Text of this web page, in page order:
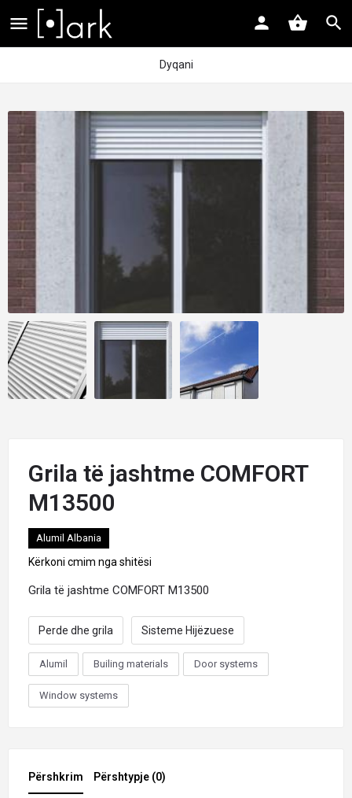
Dyqani
Grila të jashtme COMFORT
M13500
Alumil Albania
Kërkoni cmim nga shitësi
Grila të jashtme COMFORT M13500
Perde dhe grila Sisteme Hijëzuese
Alumil Builing materials Door systems
Window systems
Përshkrim Përshtypje (0)